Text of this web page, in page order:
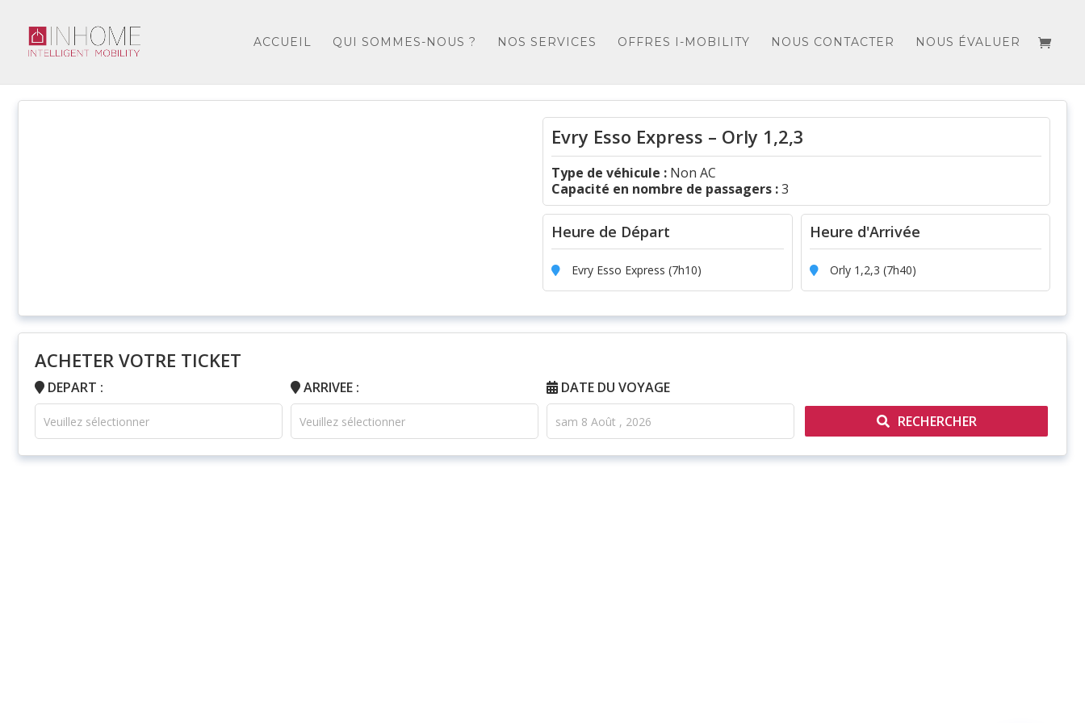
ACCUEIL QUI SOMMES-NOUS ? NOS SERVICES OFFRES I-MOBILITY NOUS CONTACTER NOUS ÉVALUER
Evry Esso Express – Orly 1,2,3
Type de véhicule : Non AC
Capacité en nombre de passagers :3
Heure de Départ
Evry Esso Express (7h10)
Heure d'Arrivée
Orly 1,2,3 (7h40)
ACHETER VOTRE TICKET
DEPART : ARRIVEE :
DATE DU VOYAGE
RECHERCHER